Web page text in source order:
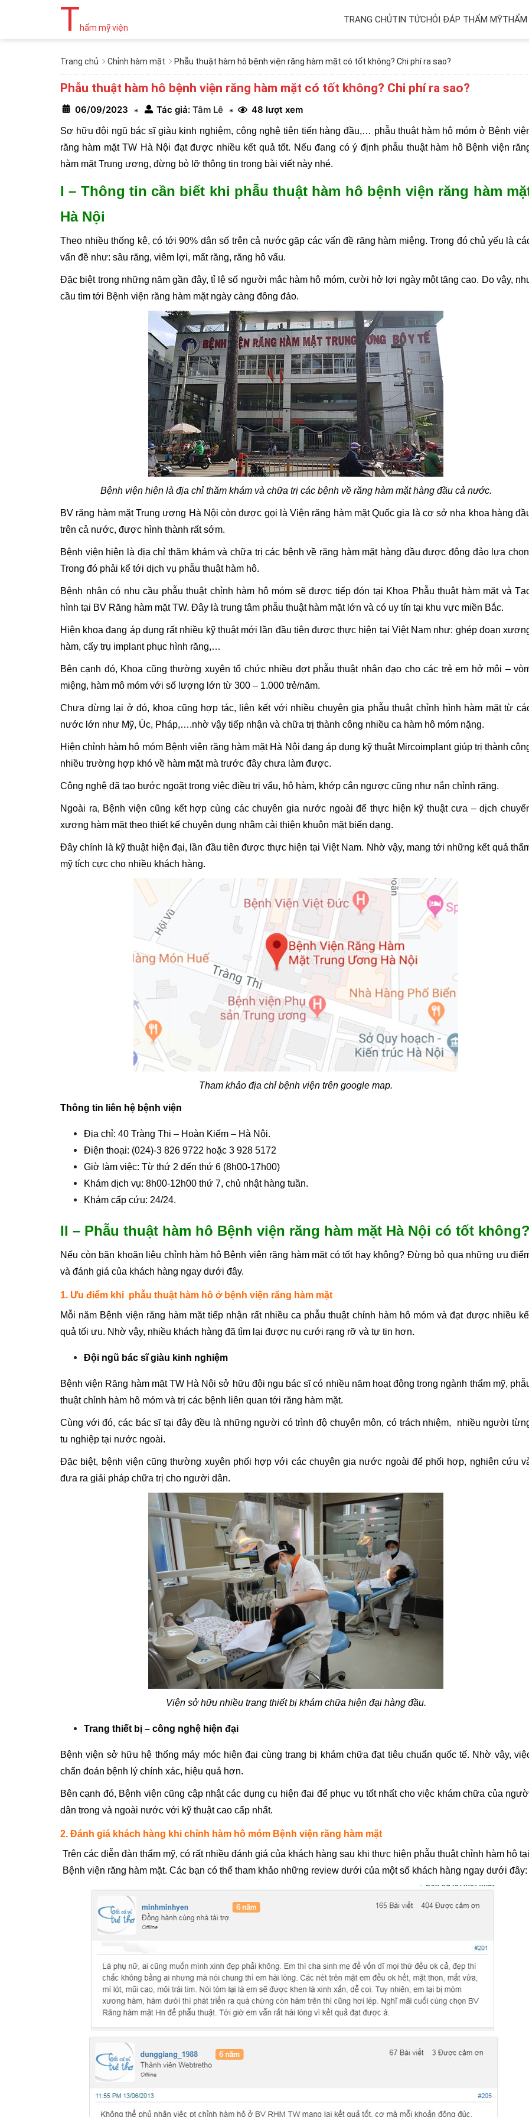
Thẩm mỹ viện
TRANG CHỦTIN TỨCHỎI ĐÁP THẨM MỸTHẨM
Trang chủ Chỉnh hàm mặt Phẫu thuật hàm hô bệnh viện răng hàm mặt có tốt không? Chi phí ra sao?
Phẫu thuật hàm hô bệnh viện răng hàm mặt có tốt không? Chi phí ra sao?
06/09/2023 * Tác giả: Tâm Lê * 48 lượt xem
Sơ hữu đội ngũ bác sĩ giàu kinh nghiệm, công nghệ tiên tiến hàng đầu,… phẫu thuật hàm hô móm ở Bệnh
răng hàm mặt TW Hà Nội đạt được nhiều kết quả tốt. Nếu đang có ý định phẫu thuật hàm hô Bệnh viện
hàm mặt Trung ương, đừng bỏ lỡ thông tin trong bài viết này nhé.
I – Thông tin cần biết khi phẫu thuật hàm hô bệnh viện răng hàm
Hà Nội
Theo nhiều thống kê, có tới 90% dân số trên cả nước gặp các vấn đề răng hàm miệng. Trong đó chủ yếu là
vấn đề như: sâu răng, viêm lợi, mất răng, răng hô vẩu.
Đặc biệt trong những năm gần đây, tỉ lệ số người mắc hàm hô móm, cười hở lợi ngày một tăng cao. Do vậy,
cầu tìm tới Bệnh viện răng hàm mặt ngày càng đông đảo.
Bệnh viện hiện là địa chỉ thăm khám và chữa trị các bệnh về răng hàm mặt hàng đầu cả nước.
BV răng hàm mặt Trung ương Hà Nội còn được gọi là Viện răng hàm mặt Quốc gia là cơ sở nha khoa hàng
trên cả nước, được hình thành rất sớm.
Bệnh viện hiện là địa chỉ thăm khám và chữa trị các bệnh về răng hàm mặt hàng đầu được đông đảo lựa
Trong đó phải kể tới dịch vụ phẫu thuật hàm hô.
Bệnh nhân có nhu cầu phẫu thuật chỉnh hàm hô móm sẽ được tiếp đón tại Khoa Phẫu thuật hàm mặt và
hình tại BV Răng hàm mặt TW. Đây là trung tâm phẫu thuật hàm mặt lớn và có uy tín tại khu vực miền Bắc.
Hiện khoa đang áp dụng rất nhiều kỹ thuật mới lần đầu tiên được thực hiện tại Việt Nam như: ghép đoạn
hàm, cấy trụ implant phục hình răng,…
Bên cạnh đó, Khoa cũng thường xuyên tổ chức nhiều đợt phẫu thuật nhân đạo cho các trẻ em hở môi –
miệng, hàm mô móm với số lượng lớn từ 300 – 1.000 trẻ/năm.
Chưa dừng lại ở đó, khoa cũng hợp tác, liên kết với nhiều chuyên gia phẫu thuật chỉnh hình hàm mặt từ
nước lớn như Mỹ, Úc, Pháp,….nhờ vậy tiếp nhận và chữa trị thành công nhiều ca hàm hô móm nặng.
Hiện chỉnh hàm hô móm Bệnh viện răng hàm mặt Hà Nội đang áp dụng kỹ thuật Mircoimplant giúp trị thành
nhiều trường hợp khó về hàm mặt mà trước đây chưa làm được.
Công nghệ đã tạo bước ngoặt trong việc điều trị vẩu, hô hàm, khớp cắn ngược cũng như nắn chỉnh răng.
Ngoài ra, Bệnh viện cũng kết hợp cùng các chuyên gia nước ngoài để thực hiện kỹ thuật cưa – dịch
xương hàm mặt theo thiết kế chuyên dụng nhằm cải thiện khuôn mặt biến dạng.
Đây chính là kỹ thuật hiện đại, lần đầu tiên được thực hiện tại Việt Nam. Nhờ vậy, mang tới những kết quả
mỹ tích cực cho nhiều khách hàng.
Tham khảo địa chỉ bệnh viện trên google map.
Thông tin liên hệ bệnh viện
Địa chỉ: 40 Tràng Thi – Hoàn Kiếm – Hà Nội.
Điện thoại: (024)-3 826 9722 hoặc 3 928 5172
Giờ làm việc: Từ thứ 2 đến thứ 6 (8h00-17h00)
Khám dịch vụ: 8h00-12h00 thứ 7, chủ nhật hàng tuần.
Khám cấp cứu: 24/24.
II – Phẫu thuật hàm hô Bệnh viện răng hàm mặt Hà Nội có tốt không?
Nếu còn băn khoăn liệu chỉnh hàm hô Bệnh viện răng hàm mặt có tốt hay không? Đừng bỏ qua những ưu
và đánh giá của khách hàng ngay dưới đây.
1. Ưu điểm khi phẫu thuật hàm hô ở bệnh viện răng hàm mặt
Mỗi năm Bệnh viện răng hàm mặt tiếp nhận rất nhiều ca phẫu thuật chỉnh hàm hô móm và đạt được nhiều
quả tối ưu. Nhờ vậy, nhiều khách hàng đã tìm lại được nụ cưới rạng rỡ và tự tin hơn.
Đội ngũ bác sĩ giàu kinh nghiệm
Bệnh viện Răng hàm mặt TW Hà Nội sở hữu đội ngu bác sĩ có nhiều năm hoạt động trong ngành thẩm mỹ,
thuật chỉnh hàm hô móm và trị các bệnh liên quan tới răng hàm mặt.
Cùng với đó, các bác sĩ tại đây đều là những người có trình độ chuyên môn, có trách nhiệm, nhiều người
tu nghiệp tại nước ngoài.
Đặc biệt, bệnh viện cũng thường xuyên phối hợp với các chuyên gia nước ngoài để phối hợp, nghiên cứu
đưa ra giải pháp chữa trị cho người dân.
Viện sở hữu nhiều trang thiết bị khám chữa hiện đại hàng đầu.
Trang thiết bị – công nghệ hiện đại
Bệnh viện sở hữu hệ thống máy móc hiện đại cùng trang bị khám chữa đạt tiêu chuẩn quốc tế. Nhờ vậy,
chẩn đoán bệnh lý chính xác, hiệu quả hơn.
Bên cạnh đó, Bệnh viện cũng cập nhật các dụng cụ hiện đại để phục vụ tốt nhất cho việc khám chữa của
dân trong và ngoài nước với kỹ thuật cao cấp nhất.
2. Đánh giá khách hàng khi chỉnh hàm hô móm Bệnh viện răng hàm mặt
Trên các diễn đàn thẩm mỹ, có rất nhiều đánh giá của khách hàng sau khi thực hiện phẫu thuật chỉnh hàm hô tại
Bệnh viện răng hàm mặt. Các bạn có thể tham khảo những review dưới của một số khách hàng ngay dưới đây: